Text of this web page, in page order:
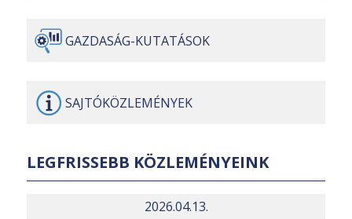
GAZDASÁG-KUTATÁSOK
SAJTÓKÖZLEMÉNYEK
LEGFRISSEBB KÖZLEMÉNYEINK
2026.04.13.